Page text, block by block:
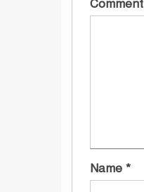
Comment
Name *